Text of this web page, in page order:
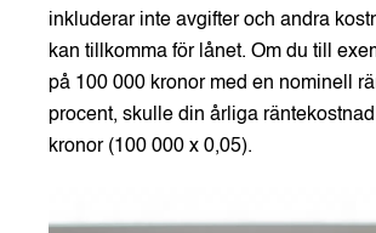
inkluderar inte avgifter och andra
kan tillkomma för lånet. Om du till
på 100 000 kronor med en nominell
procent, skulle din årliga
kronor (100 000 x 0,05).